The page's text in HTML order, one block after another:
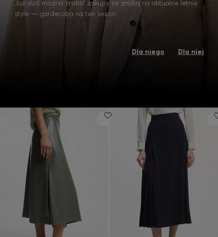
Już dziś można zrobić zakupy ze zniżką na aktualne letnie
style — garderoba na ten sezon.
Dla niego Dla niej